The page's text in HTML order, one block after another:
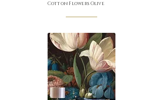
Cotton Flowers Olive